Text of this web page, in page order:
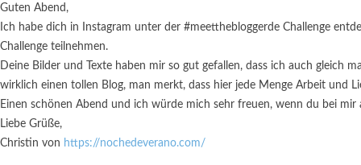
Guten Abend,
Ich habe dich in Instagram unter der #meetthebloggerde Challenge
Challenge teilnehmen.
Deine Bilder und Texte haben mir so gut gefallen, dass ich auch gleich
wirklich einen tollen Blog, man merkt, dass hier jede Menge Arbeit und
Einen schönen Abend und ich würde mich sehr freuen, wenn du bei
Liebe Grüße,
Christin von https://nochedeverano.com/